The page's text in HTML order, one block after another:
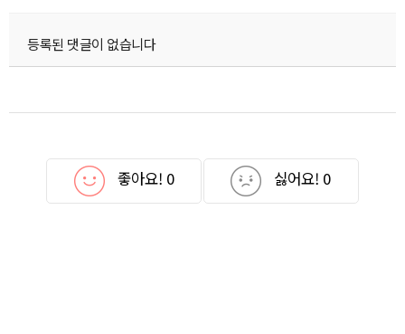
등록된 댓글이 없습니다
좋아요! 0 싫어요! 0